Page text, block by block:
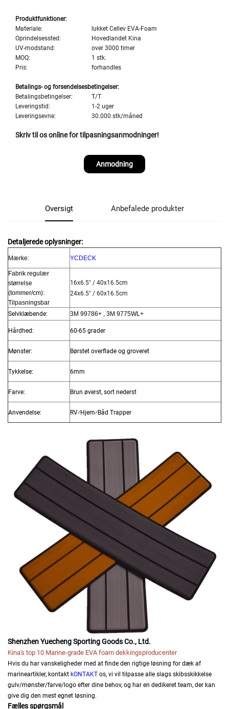
Produktfunktioner:
Materiale:
lukket Cellev EVA-Foam
Oprindelsessted:
Hovedlandet Kina
UV-modstand:
over 3000 timer
MOQ:
1 stk.
Pris:
forhandles
Betalings- og forsendelsesbetingelser:
Betalingsbetingelser:
T/T
Leveringstid:
1-2 uger
Leveringsevne:
30.000 stk/måned
Skriv til os online for tilpasningsanmodninger!
Anmodning
Oversigt Anbefalede produkter
Detaljerede oplysninger:
Mærke: YCDECK
Fabrik regulær
størrelse
(tommer/cm):
Tilpasningsbar
16x6.5" / 40x16.5cm
24x6.5" / 60x16.5cm
Selvklæbende: 3M 99786+ , 3M 9775WL+
Hårdhed: 60-65 grader
Mønster: Børstet overflade og groveret
Tykkelse: 6mm
Farve: Brun øverst, sort nederst
Anvendelse: RV⁄Hjem⁄Båd Trapper
Shenzhen Yuecheng Sporting Goods Co., Ltd.
Kina's top 10 Marine-grade EVA foam dekkingsproducenter
Hvis du har vanskeligheder med at finde den rigtige løsning for dæk af
marineartikler, kontakt kONTAKT os, vi vil tilpasse alle slags skibsskikkelse
gulv/mønster/farve/logo efter dine behov, og har en dedikeret team, der kan
give dig den mest egnet løsning.
Fælles spørgsmål